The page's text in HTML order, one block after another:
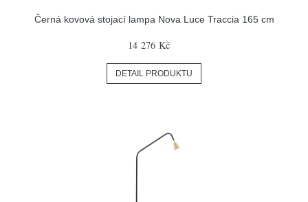
Černá kovová stojací lampa Nova Luce Traccia 165 cm
14 276 Kč
DETAIL PRODUKTU